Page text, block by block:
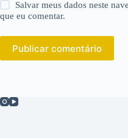
Salvar meus dados neste
que eu comentar.
Publicar comentário